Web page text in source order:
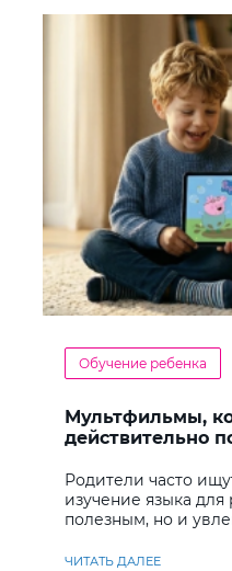
Обучение ребенка
Мультфильмы,
действительно
Родители часто
изучение языка для
полезным, но и
ЧИТАТЬ ДАЛЕЕ